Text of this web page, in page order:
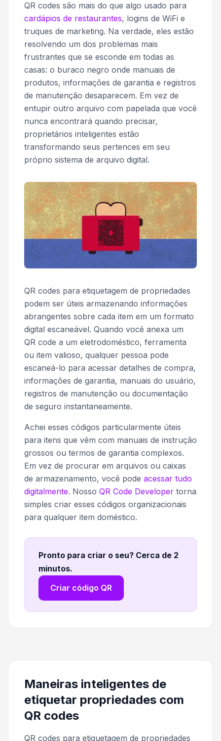
QR codes são mais do que algo usado para
cardápios de restaurantes, logins de WiFi e
truques de marketing. Na verdade, eles estão
resolvendo um dos problemas mais
frustrantes que se esconde em todas as
casas: o buraco negro onde manuais de
produtos, informações de garantia e registros
de manutenção desaparecem. Em vez de
entupir outro arquivo com papelada que você
nunca encontrará quando precisar,
proprietários inteligentes estão
transformando seus pertences em seu
próprio sistema de arquivo digital.
QR codes para etiquetagem de propriedades
podem ser úteis armazenando informações
abrangentes sobre cada item em um formato
digital escaneável. Quando você anexa um
QR code a um eletrodoméstico, ferramenta
ou item valioso, qualquer pessoa pode
escaneá-lo para acessar detalhes de compra,
informações de garantia, manuais do usuário,
registros de manutenção ou documentação
de seguro instantaneamente.
Achei esses códigos particularmente úteis
para itens que vêm com manuais de instrução
grossos ou termos de garantia complexos.
Em vez de procurar em arquivos ou caixas
de armazenamento, você pode acessar tudo
digitalmente. Nosso QR Code Developer torna
simples criar esses códigos organizacionais
para qualquer item doméstico.
Pronto para criar o seu? Cerca de 2
minutos.
Criar código QR
Maneiras inteligentes de
etiquetar propriedades com
QR codes
QR codes para etiquetagem de propriedades